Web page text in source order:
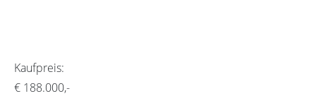
Kaufpreis:
€ 188.000,-